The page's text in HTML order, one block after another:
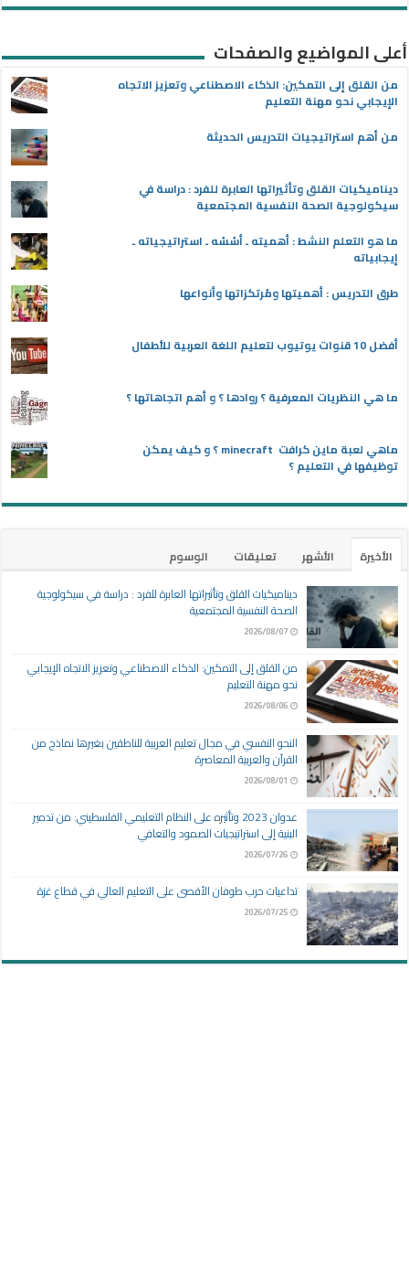
أعلى المواضيع والصفحات
من القلق إلى التمكين: الذكاء الاصطناعي وتعزيز الاتجاه
الإيجابي نحو مهنة التعليم
من أهم استراتيجيات التدريس الحديثة
ديناميكيات القلق وتأثيراتها العابرة للفرد : دراسة في
سيكولوجية الصحة النفسية المجتمعية
ما هو التعلم النشط : أهميته ـ أسُسُه ـ استراتيجياته ـ
إيجابياته
طرق التدريس : أهميتها ومُرتكزاتها وأنواعها
أفضل 10 قنوات يوتيوب لتعليم اللغة العربية للأطفال
ما هي النظريات المعرفية ؟ روادها ؟ و أهم اتجاهاتها ؟
ماهي لعبة ماين كرافت minecraft ؟ و كيف يمكن
توظيفها في التعليم ؟
الأخيرة الأشهر تعليقات
الوسوم
ديناميكيات القلق وتأثيراتها العابرة للفرد : دراسة في سيكولوجية
الصحة النفسية المجتمعية
2026/08/07
من القلق إلى التمكين: الذكاء الاصطناعي وتعزيز الاتجاه الإيجابي
نحو مهنة التعليم
2026/08/06
النحو النفسي في مجال تعليم العربية للناطقين بغيرها نماذج من
القرآن والعربية المعاصرة
2026/08/01
عدوان 2023 وتأثيره على النظام التعليمي الفلسطيني: من تدمير
البنية إلى استراتيجيات الصمود والتعافي
2026/07/26
تداعيات حرب طوفان الأقصى على التعليم العالي في قطاع غزة
2026/07/25